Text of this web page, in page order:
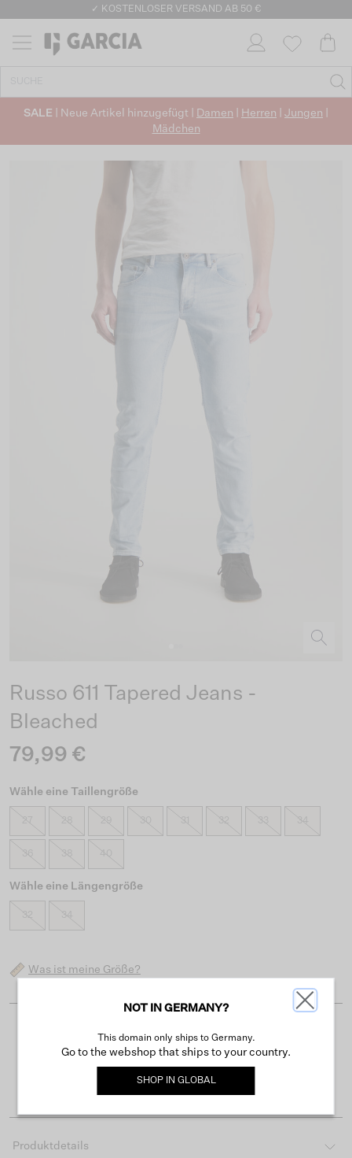
✓ KOSTENLOSER VERSAND AB 50 €
SALE | Neue Artikel hinzugefügt | Damen Herren Jungen
Mädchen
Russo 611 Tapered Jeans -
Bleached
79,99 €
Wähle eine Taillengröße
27 28 29 30 31 32 33 34
36 38 40
Wähle eine Längengröße
32 34
Was ist meine Größe?
Kostenloser Versand ab 50 €
Lieferzeit 3-4 Arbeitstagen
Einfache Rückgabe innerhalb von 30 Tagen
Produktdetails
NOT IN GERMANY?
This domain only ships to Germany.
Go to the webshop that ships to your country.
SHOP IN GLOBAL